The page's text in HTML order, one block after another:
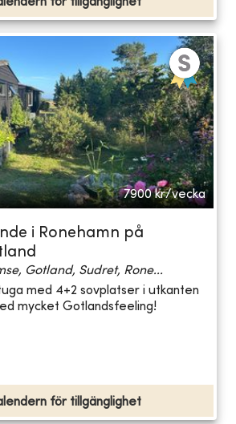
7900 kr/vecka
i Ronehamn på
Gotland, Sudret, Rone...
med 4+2 sovplatser i utkanten
mycket Gotlandsfeeling!
för tillgänglighet